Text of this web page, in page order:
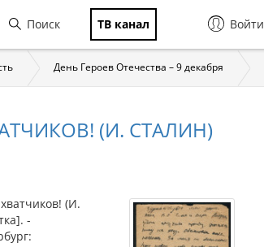
Поиск ТВ канал Войти
День Героев Отечества – 9 декабря
(И. СТАЛИН)
(И.
-